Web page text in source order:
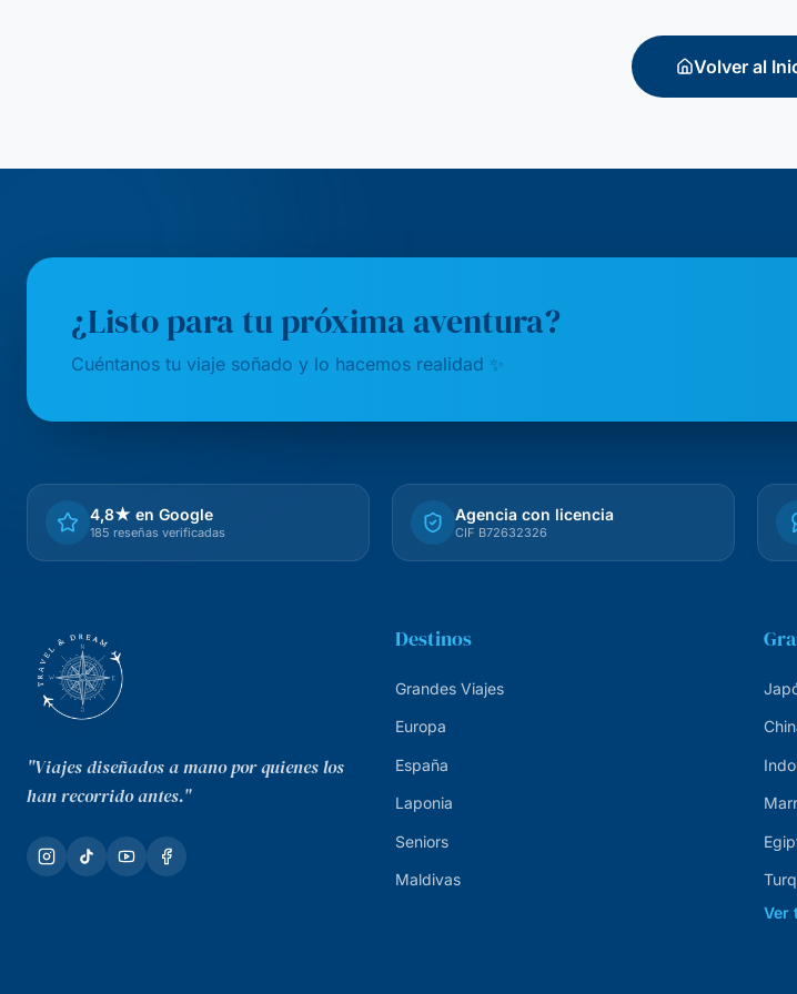
Volver al
¿Listo para tu próxima aventura?
Cuéntanos tu viaje soñado y lo hacemos realidad ✨
4,8★ en Google
185 reseñas verificadas
Agencia con licencia
CIF B72632326
"Viajes diseñados a mano por quienes los
han recorrido antes."
Destinos
Grandes Viajes
Europa
España
Laponia
Seniors
Maldivas
Ver